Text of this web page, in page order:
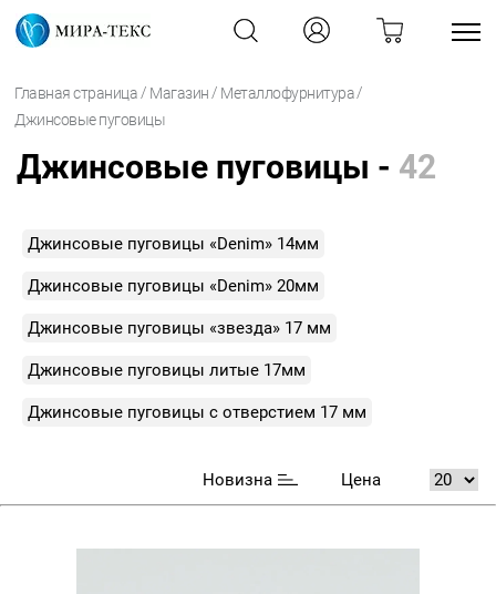
Главная страница / Магазин / Металлофурнитура /
Джинсовые пуговицы
Джинсовые пуговицы - 42
Джинсовые пуговицы «Denim» 14мм
Джинсовые пуговицы «Denim» 20мм
Джинсовые пуговицы «звезда» 17 мм
Джинсовые пуговицы литые 17мм
Джинсовые пуговицы с отверстием 17 мм
Новизна Цена